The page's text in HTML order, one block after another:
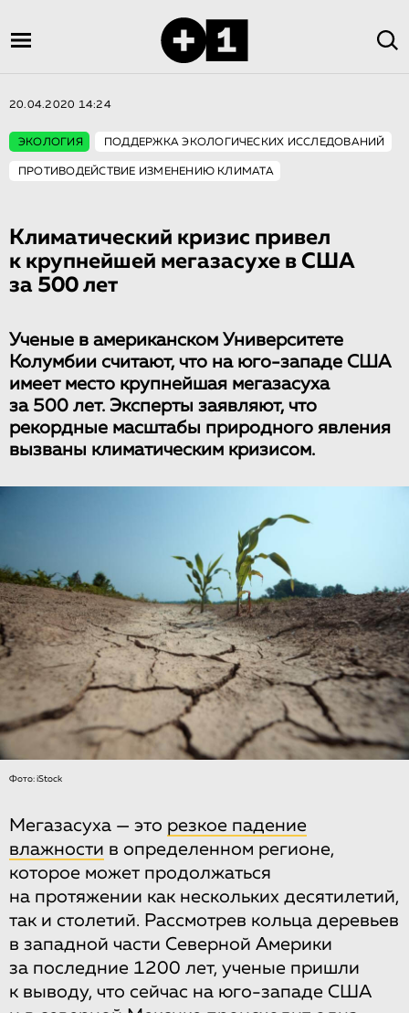
20.04.2020 14:24
ЭКОЛОГИЯ ПОДДЕРЖКА ЭКОЛОГИЧЕСКИХ ИССЛЕДОВАНИЙ
ПРОТИВОДЕЙСТВИЕ ИЗМЕНЕНИЮ КЛИМАТА
Климатический кризис привел
к крупнейшей мегазасухе в США
за 500 лет
Ученые в американском Университете
Колумбии считают, что на юго-западе США
имеет место крупнейшая мегазасуха
за 500 лет. Эксперты заявляют, что
рекордные масштабы природного явления
вызваны климатическим кризисом.
Фото: iStock
Мегазасуха — это резкое падение
влажности в определенном регионе,
которое может продолжаться
на протяжении как нескольких десятилетий,
так и столетий. Рассмотрев кольца деревьев
в западной части Северной Америки
за последние 1200 лет, ученые пришли
к выводу, что сейчас на юго-западе США